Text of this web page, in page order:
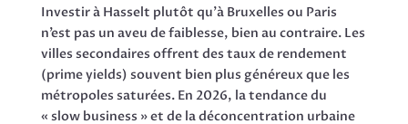
Investir à Hasselt plutôt qu’à Bruxelles ou Paris
n’est pas un aveu de faiblesse, bien au contraire. Les
villes secondaires offrent des taux de rendement
(prime yields) souvent bien plus généreux que les
métropoles saturées. En 2026, la tendance du
« slow business » et de la déconcentration urbaine